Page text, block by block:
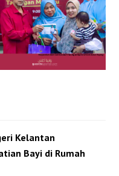
Kelantan
Bayi di Rumah